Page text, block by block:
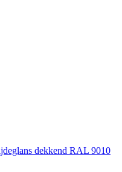
dekkend RAL 9010